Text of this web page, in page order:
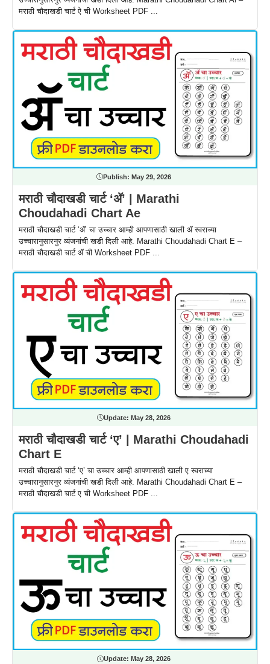
मराठी चौदाखडी चार्ट ऐ ची Worksheet PDF ...
Publish: May 29, 2026
मराठी चौदाखडी चार्ट ‘ॲ’ | Marathi
Choudahadi Chart Ae
मराठी चौदाखडी चार्ट ‘ॲ‘ चा उच्चार आम्ही आपणासाठी खाली ॲ स्वराच्या
उच्चारानुसारनुर व्यंजनांची खडी दिली आहे. Marathi Choudahadi Chart E –
मराठी चौदाखडी चार्ट ॲ ची Worksheet PDF ...
Update: May 28, 2026
मराठी चौदाखडी चार्ट ‘ए’ | Marathi Choudahadi
Chart E
मराठी चौदाखडी चार्ट ‘ए’ चा उच्चार आम्ही आपणासाठी खाली ए स्वराच्या
उच्चारानुसारनुर व्यंजनांची खडी दिली आहे. Marathi Choudahadi Chart E –
मराठी चौदाखडी चार्ट ए ची Worksheet PDF ...
Update: May 28, 2026